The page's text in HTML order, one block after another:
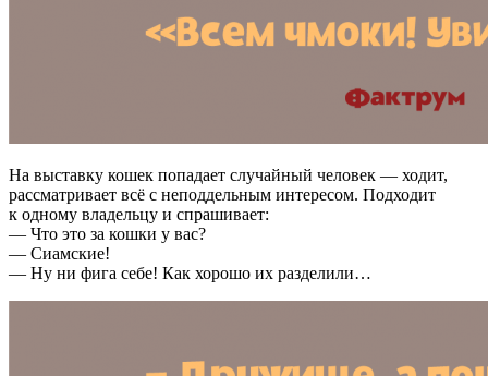
На выставку кошек попадает случайный человек — ходит,
рассматривает всё с неподдельным интересом. Подходит
к одному владельцу и спрашивает:
— Что это за кошки у вас?
— Сиамские!
— Ну ни фига себе! Как хорошо их разделили…